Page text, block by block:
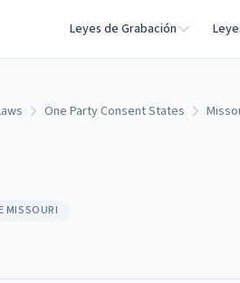
Leyes de Grabación
One Party Consent States
MISSOURI